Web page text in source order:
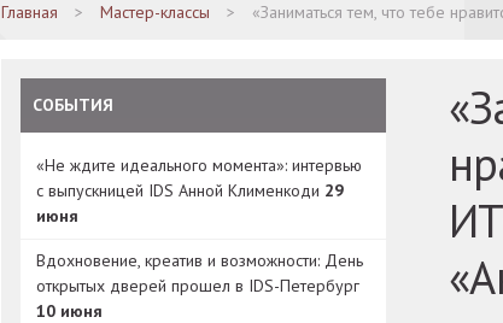
Главная Мастер-классы «Заниматься тем, что тебе
СОБЫТИЯ
«Не ждите идеального момента»: интервью
с выпускницей IDS Анной Клименкоди 29
июня
Вдохновение, креатив и возможности: День
открытых дверей прошел в IDS-Петербург
10 июня